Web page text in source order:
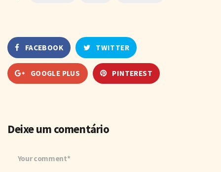
FACEBOOK TWITTER
GOOGLE PLUS PINTEREST
Deixe um comentário
Your comment*